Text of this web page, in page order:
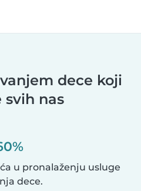
dece koji
svih nas
u pronalaženju usluge
dece.